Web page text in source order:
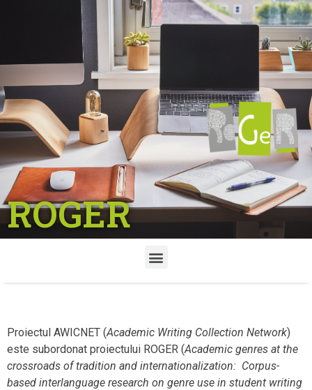
ROGER
Proiectul AWICNET (Academic Writing Collection Network)
este subordonat proiectului ROGER (Academic genres at the
crossroads of tradition and internationalization: Corpus-
based interlanguage research on genre use in student writing